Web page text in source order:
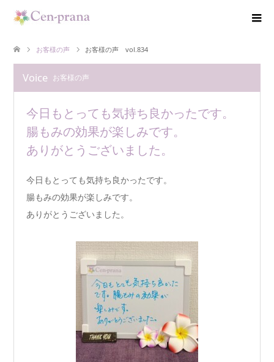
お客様の声 お客様の声 vol.834
Voice お客様の声
今日もとっても気持ち良かったです。
腸もみの効果が楽しみです。
ありがとうございました。
今日もとっても気持ち良かったです。
腸もみの効果が楽しみです。
ありがとうございました。